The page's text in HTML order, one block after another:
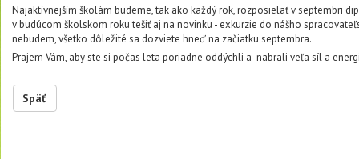
Najaktívnejším školám budeme, tak ako každý rok, rozposielať v septembri
v budúcom školskom roku tešiť aj na novinku - exkurzie do nášho
nebudem, všetko dôležité sa dozviete hneď na začiatku septembra.
Prajem Vám, aby ste si počas leta poriadne oddýchli a nabrali veľa síl a
Späť